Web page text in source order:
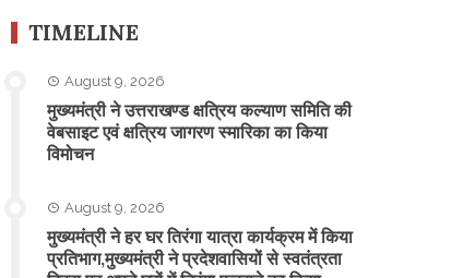
TIMELINE
August 9, 2026
मुख्यमंत्री ने उत्तराखण्ड क्षत्रिय कल्याण समिति की
वेबसाइट एवं क्षत्रिय जागरण स्मारिका का किया
विमोचन
August 9, 2026
मुख्यमंत्री ने हर घर तिरंगा यात्रा कार्यक्रम में किया
प्रतिभाग,मुख्यमंत्री ने प्रदेशवासियों से स्वतंत्रता